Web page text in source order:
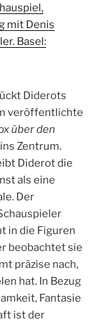
mit Denis
Basel:
Diderots
veröffentlichte
über den
Zentrum.
Diderot die
als eine
Der
in die Figuren
beobachtet sie
präzise nach,
hat. In Bezug
Fantasie
ist der